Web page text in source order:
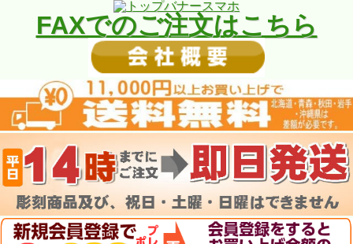
FAXでのご注文はこちら